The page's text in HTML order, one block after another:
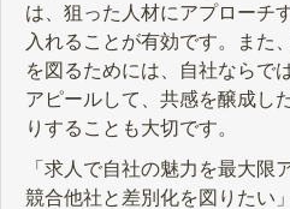
は、狙った人材にアプローチ
入れることが有効です。また
を図るためには、自社ならで
アピールして、共感を醸成し
りすることも大切です。
「求人で自社の魅力を最大限
競合他社と差別化を図りたい